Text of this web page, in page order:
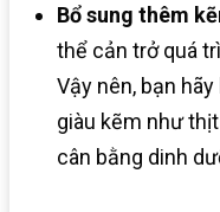
Bổ sung thêm
thể cản trở quá
Vậy nên, bạn
giàu kẽm như
cân bằng dinh